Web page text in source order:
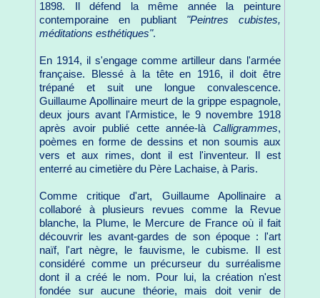
1898. Il défend la même année la peinture
contemporaine en publiant "Peintres cubistes,
méditations esthétiques".
En 1914, il s'engage comme artilleur dans l'armée
française. Blessé à la tête en 1916, il doit être
trépané et suit une longue convalescence.
Guillaume Apollinaire meurt de la grippe espagnole,
deux jours avant l'Armistice, le 9 novembre 1918
après avoir publié cette année-là Calligrammes,
poèmes en forme de dessins et non soumis aux
vers et aux rimes, dont il est l'inventeur. Il est
enterré au cimetière du Père Lachaise, à Paris.
Comme critique d'art, Guillaume Apollinaire a
collaboré à plusieurs revues comme la Revue
blanche, la Plume, le Mercure de France où il fait
découvrir les avant-gardes de son époque : l'art
naïf, l'art nègre, le fauvisme, le cubisme. Il est
considéré comme un précurseur du surréalisme
dont il a créé le nom. Pour lui, la création n'est
fondée sur aucune théorie, mais doit venir de